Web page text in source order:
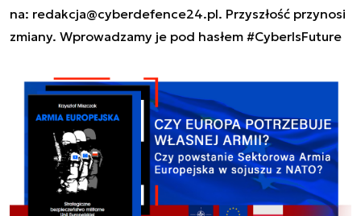
na: redakcja@cyberdefence24.pl. Przyszłość przynosi
zmiany. Wprowadzamy je pod hasłem #CyberIsFuture